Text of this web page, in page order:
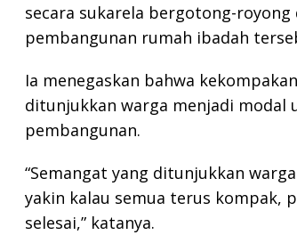
secara sukarela bergotong-royong
pembangunan rumah ibadah
Ia menegaskan bahwa
ditunjukkan warga menjadi modal
pembangunan.
“Semangat yang ditunjukkan
yakin kalau semua terus kompak,
selesai,” katanya.